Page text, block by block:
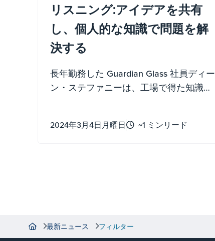
リスニング:アイデアを共有
し、個人的な知識で問題を解
決する
長年勤務した Guardian Glass 社員ディー
ン・ステファニーは、工場で得た知識を
2024年3月4日月曜日 ~1 ミンリード
最新ニュース フィルター